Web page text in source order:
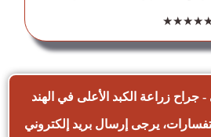
زراعة الكبد الأعلى في الهند